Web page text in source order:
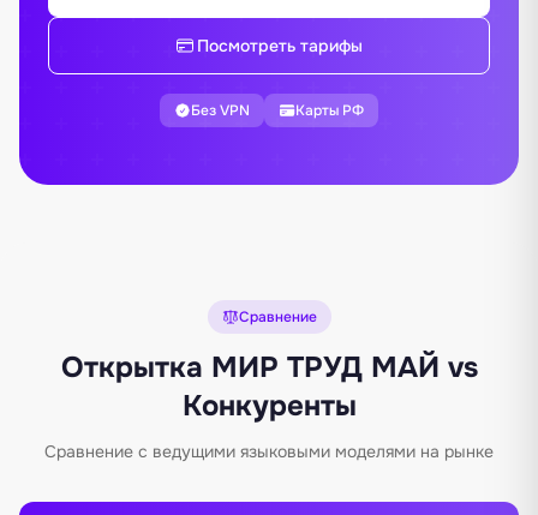
Посмотреть тарифы
Без VPN Карты РФ
Сравнение
Открытка МИР ТРУД МАЙ vs
Конкуренты
Сравнение с ведущими языковыми моделями на рынке